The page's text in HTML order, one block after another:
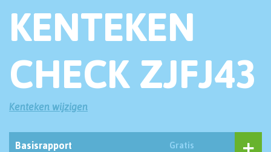
KENTEKEN
CHECK ZJFJ43
Kenteken wijzigen
Basisrapport Gratis